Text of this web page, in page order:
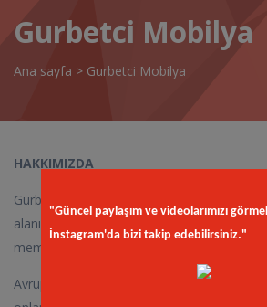
Gurbetci Mobilya
Ana sayfa > Gurbetci Mobilya
HAKKIMIZDA
Gurbetci Mobilya, Türkiye’den Avrupa’ya
alanında faaliyet gösteren, kalite, güven ve
memnuniyetini ön planda tutan bir markadır.
Avrupa’da yaşayan gurbetçilerimizin
"Güncel paylaşım ve videolarımızı
İnstagram'da bizi takip edebilirsiniz."